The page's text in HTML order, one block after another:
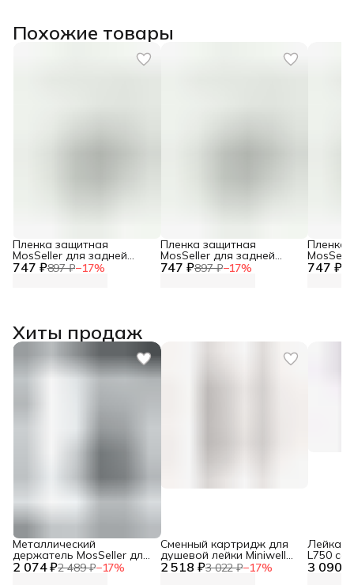
Похожие товары
747 ₽897 ₽−17%
Пленка защитная
MosSeller для задней
панели для Nubia Z70 747 ₽897 ₽−17%
Пленка защитная
MosSeller для задней
панели для Nubia Z60s 747 ₽
Пленка
панели
Хиты продаж
2 074 ₽2 489 ₽−17%
Металлический
держатель MosSeller для
смартфона с 2 518 ₽3 022 ₽−17%
Сменный картридж для
душевой лейки Miniwell
L750, угольный 3 090 ₽
Лейка
L750 со